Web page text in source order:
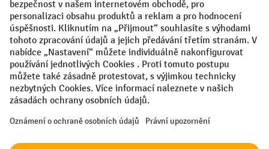
Facebook
YouTube
LinkedIn
VODP Otisk
Prohlášení o ochraně osobních údajů
Nastavení ochrany osobních údajů